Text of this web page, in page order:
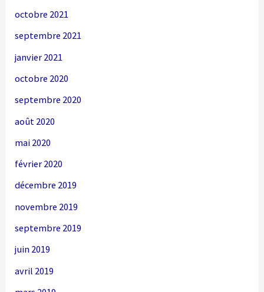
octobre 2021
septembre 2021
janvier 2021
octobre 2020
septembre 2020
août 2020
mai 2020
février 2020
décembre 2019
novembre 2019
septembre 2019
juin 2019
avril 2019